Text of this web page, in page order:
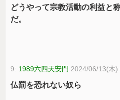
どうやって宗教活動の利益と
だ。
9: 1989六四天安門 2024/06/13(木
仏罰を恐れない奴ら